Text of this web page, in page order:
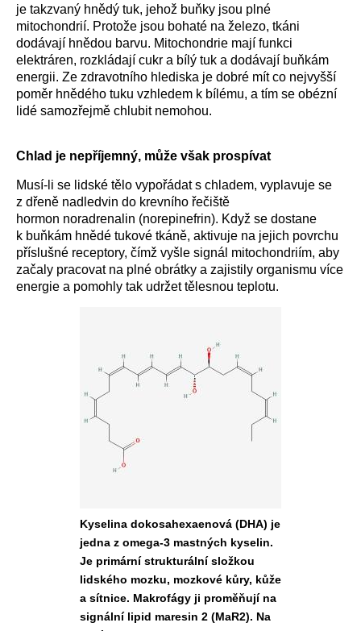
je takzvaný hnědý tuk, jehož buňky jsou plné
mitochondrií. Protože jsou bohaté na železo, tkáni
dodávají hnědou barvu. Mitochondrie mají funkci
elektráren, rozkládají cukr a bílý tuk a dodávají buňkám
energii. Ze zdravotního hlediska je dobré mít co nejvyšší
poměr hnědého tuku vzhledem k bílému, a tím se obézní
lidé samozřejmě chlubit nemohou.
Chlad je nepříjemný, může však prospívat
Musí-li se lidské tělo vypořádat s chladem, vyplavuje se
z dřeně nadledvin do krevního řečiště
hormon noradrenalin (norepinefrin). Když se dostane
k buňkám hnědé tukové tkáně, aktivuje na jejich povrchu
příslušné receptory, čímž vyšle signál mitochondriím, aby
začaly pracovat na plné obrátky a zajistily organismu více
energie a pomohly tak udržet tělesnou teplotu.
Kyselina dokosahexaenová (DHA) je
jedna z omega-3 mastných kyselin.
Je primární strukturální složkou
lidského mozku, mozkové kůry, kůže
a sítnice. Makrofágy ji proměňují na
signální lipid maresin 2 (MaR2). Na